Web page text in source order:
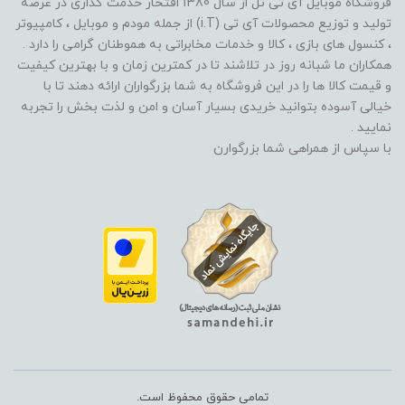
تولید و توزیع محصولات آی تی (i.T) از جمله مودم و موبایل ، کامپیوتر
، کنسول های بازی ، کالا و خدمات مخابراتی به هموطنان گرامی را دارد .
همکاران ما شبانه روز در تلاشند تا در کمترین زمان و با بهترین کیفیت
و قیمت کالا ها را در این فروشگاه به شما بزرگواران ارائه دهند تا با
خیالی آسوده بتوانید خریدی بسیار آسان و امن و لذت بخش را تجربه
نمایید .
با سپاس از همراهی شما بزرگوارن
تمامی حقوق محفوظ است.